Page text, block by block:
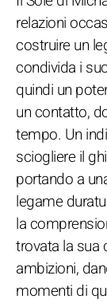
relazioni
costruire un
condivida i
quindi un
un contatto,
tempo. Un
sciogliere il
portando a
legame
la
trovata la sua
ambizioni,
momenti di